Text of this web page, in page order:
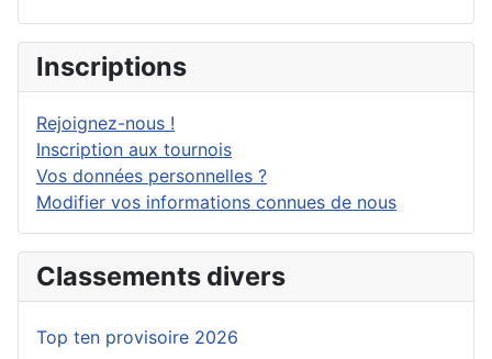
Inscriptions
Rejoignez-nous !
Inscription aux tournois
Vos données personnelles ?
Modifier vos informations connues de nous
Classements divers
Top ten provisoire 2026